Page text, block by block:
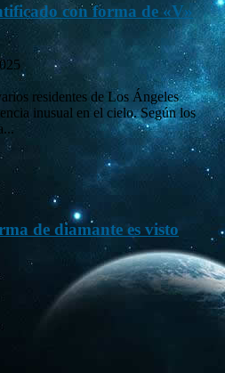
con forma de «V»
residentes de Los Ángeles
inusual en el cielo. Según los
de diamante es visto